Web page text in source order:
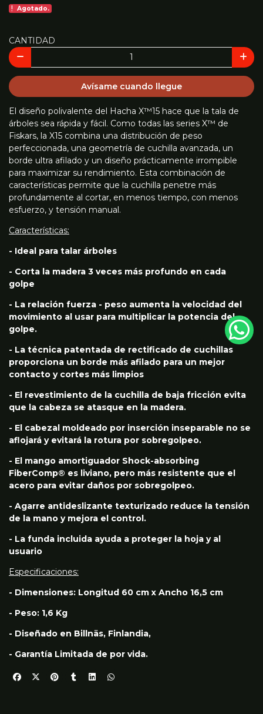
Agotado.
CANTIDAD
Avísame cuando llegue
El diseño polivalente del Hacha X™15 hace que la tala de
árboles sea rápida y fácil. Como todas las series X™ de
Fiskars, la X15 combina una distribución de peso
perfeccionada, una geometría de cuchilla avanzada, un
borde ultra afilado y un diseño prácticamente irrompible
para maximizar su rendimiento. Esta combinación de
características permite que la cuchilla penetre más
profundamente al cortar, en menos tiempo, con menos
esfuerzo, y tensión manual.
Características:
- Ideal para talar árboles
- Corta la madera 3 veces más profundo en cada
golpe
- La relación fuerza - peso aumenta la velocidad del
movimiento al usar para multiplicar la potencia del
golpe.
- La técnica patentada de rectificado de cuchillas
proporciona un borde más afilado para un mejor
contacto y cortes más limpios
- El revestimiento de la cuchilla de baja fricción evita
que la cabeza se atasque en la madera.
- El cabezal moldeado por inserción inseparable no se
aflojará y evitará la rotura por sobregolpeo.
- El mango amortiguador Shock-absorbing
FiberComp® es liviano, pero más resistente que el
acero para evitar daños por sobregolpeo.
- Agarre antideslizante texturizado reduce la tensión
de la mano y mejora el control.
- La funda incluida ayuda a proteger la hoja y al
usuario
Especificaciones:
- Dimensiones: Longitud 60 cm x Ancho 16,5 cm
- Peso: 1,6 Kg
- Diseñado en Billnäs, Finlandia,
- Garantía Limitada de por vida.